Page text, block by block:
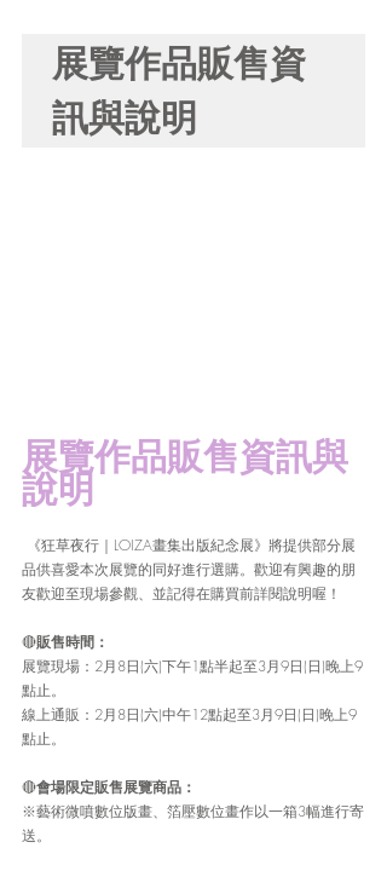
展覽作品販售資
訊與說明
展覽作品販售資訊與
說明
《狂草夜行｜LOIZA畫集出版紀念展》將提供部分展
品供喜愛本次展覽的同好進行選購。歡迎有興趣的朋
友歡迎至現場參觀、並記得在購買前詳閱說明喔！
🔴販售時間：
展覽現場：2月8日(六)下午1點半起至3月9日(日)晚上9
點止。
線上通販：2月8日(六)中午12點起至3月9日(日)晚上9
點止。
🔴會場限定販售展覽商品：
※藝術微噴數位版畫、箔壓數位畫作以一箱3幅進行寄
送。